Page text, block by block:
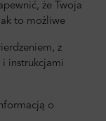
że Twoja
to możliwe
z
i instrukcjami
o